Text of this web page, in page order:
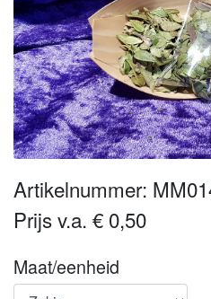
Artikelnummer:
Prijs v.a. € 0,50
Maat/eenheid